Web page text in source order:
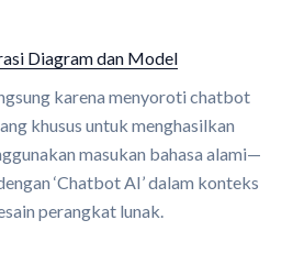
Diagram dan Model
karena menyoroti chatbot
khusus untuk menghasilkan
masukan bahasa alami—
‘Chatbot AI’ dalam konteks
perangkat lunak.